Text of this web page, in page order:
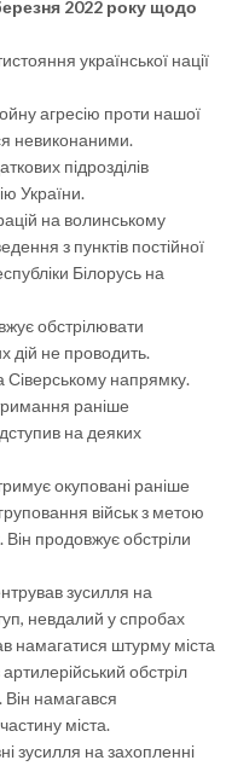
2022 року щодо
української нації
агресію проти нашої
невиконаними.
підрозділів
України.
на волинському
з пунктів постійної
Білорусь на
обстрілювати
дій не проводить.
Сіверському напрямку.
раніше
на деяких
окуповані раніше
військ з метою
продовжує обстріли
зусилля на
невдалий у спробах
намагатися штурму міста
обстріл
Він намагався
міста.
зусилля на захопленні